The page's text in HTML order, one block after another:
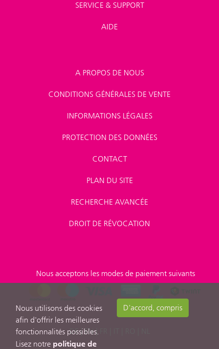
SERVICE & SUPPORT
AIDE
A PROPOS DE NOUS
CONDITIONS GÉNÉRALES DE VENTE
INFORMATIONS LÉGALES
PROTECTION DES DONNÉES
CONTACT
PLAN DU SITE
RECHERCHE AVANCÉE
DROIT DE RÉVOCATION
Nous acceptons les modes de paiement suivants
DE|EN|
Nous utilisons des cookies
afin d'offrir les meilleures
fonctionnalités possibles.
Lisez notre politique de
D'accord, compris